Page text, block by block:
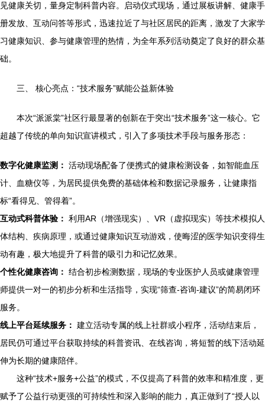
见健康关切，量身定制科普内容。启动仪式现场，通过展板讲解、健康手
册发放、互动问答等形式，迅速拉近了与社区居民的距离，激发了大家学
习健康知识、参与健康管理的热情，为全年系列活动奠定了良好的群众基
础。
三、 核心亮点：“技术服务”赋能公益新体验
本次“派派棠”社区行最显著的创新在于突出“技术服务”这一核心。它
超越了传统的单向知识宣讲模式，引入了多项技术手段与服务形态：
数字化健康监测： 活动现场配备了便携式的健康检测设备，如智能血压
计、血糖仪等，为居民提供免费的基础体检和数据记录服务，让健康指
标“看得见、管得着”。
互动式科普体验： 利用AR（增强现实）、VR（虚拟现实）等技术模拟人
体结构、疾病原理，或通过健康知识互动游戏，使晦涩的医学知识变得生
动有趣，极大地提升了科普的吸引力和记忆效果。
个性化健康咨询： 结合初步检测数据，现场的专业医护人员或健康管理
师提供一对一的初步分析和生活指导，实现“筛查-咨询-建议”的简易闭环
服务。
线上平台延续服务： 建立活动专属的线上社群或小程序，活动结束后，
居民仍可通过平台获取持续的科普资讯、在线咨询，将短暂的线下活动延
伸为长期的健康陪伴。
这种“技术+服务+公益”的模式，不仅提高了科普的效率和精准度，更
赋予了公益行动更强的可持续性和深入影响的能力，真正做到了“授人以